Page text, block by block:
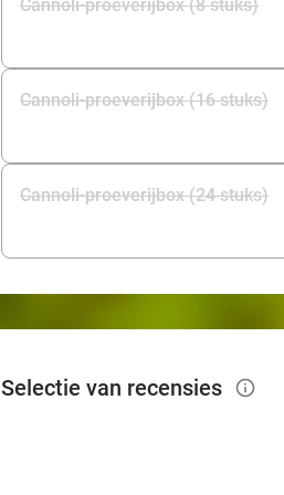
Cannoli-proeverijbox (8 stuks)
Cannoli-proeverijbox (16 stuks)
Cannoli-proeverijbox (24 stuks)
Selectie van recensies info_outlined